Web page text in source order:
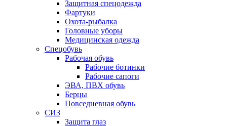
Защитная спецодежда
Фартуки
Охота-рыбалка
Головные уборы
Медицинская одежда
Спецобувь
Рабочая обувь
Рабочие ботинки
Рабочие сапоги
ЭВА, ПВХ обувь
Берцы
Повседневная обувь
СИЗ
Защита глаз